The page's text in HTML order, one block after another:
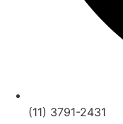
(11) 3791-2431